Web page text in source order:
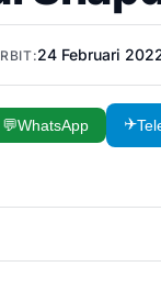
24 Februari
💬WhatsApp ✈️